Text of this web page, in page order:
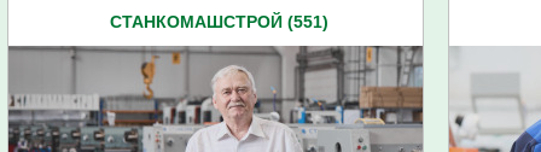
СТАНКОМАШСТРОЙ (551)